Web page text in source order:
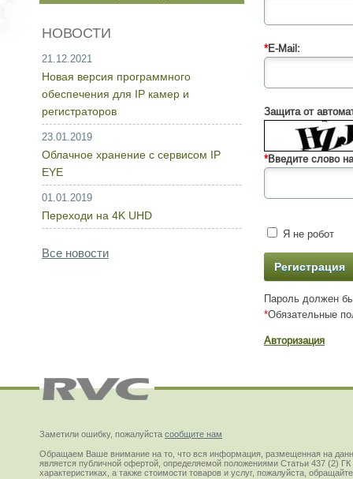
*E-Mail:
Защита от
*Введите слово
Я не робот
Пароль должен
*Обязательные
Авторизация
НОВОСТИ
21.12.2021
Новая версия программного
обеспечения для IP камер и
регистраторов
23.01.2019
Облачное хранение с сервисом IP
EYE
01.01.2019
Переходи на 4K UHD
Все новости
Заметили ошибку, пожалуйста сообщите нам
Обращаем Ваше внимание на то, что вся информация, размещенная на
является публичной офертой, определяемой положениями Статьи 437 (2)
характеристиках, а также стоимости товаров и услуг, пожалуйста,